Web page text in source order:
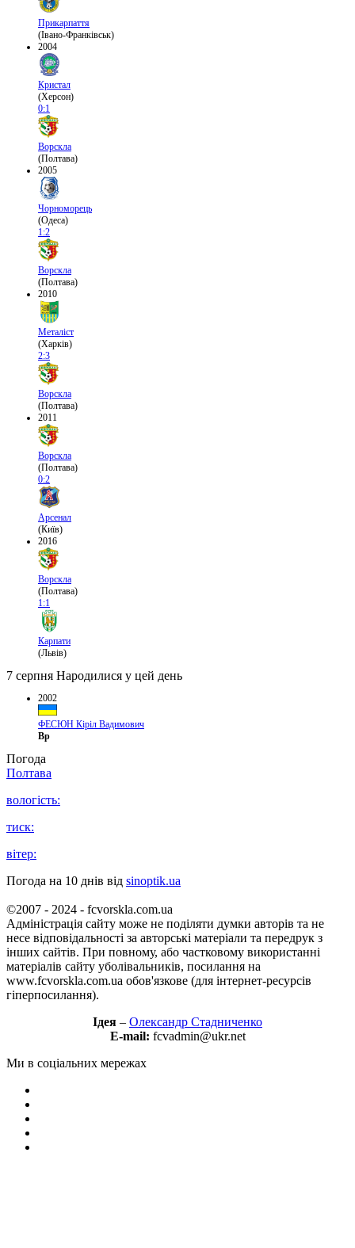
Прикарпаття
(Івано-Франківськ)
2004
Кристал
(Херсон)
0:1
Ворскла
(Полтава)
2005
Чорноморець
(Одеса)
1:2
Ворскла
(Полтава)
2010
Металіст
(Харків)
2:3
Ворскла
(Полтава)
2011
Ворскла
(Полтава)
0:2
Арсенал
(Київ)
2016
Ворскла
(Полтава)
1:1
Карпати
(Львів)
7 серпня Народилися у цей день
2002
ФЕСЮН Кіріл Вадимович
Вр
Погода
Полтава
вологість:
тиск:
вітер:
Погода на 10 днів від sinoptik.ua
©2007 - 2024 - fcvorskla.com.ua
Адміністрація сайту може не поділяти думки авторів та не
несе відповідальності за авторські матеріали та передрук з
інших сайтів. При повному, або частковому використанні
матеріалів сайту уболівальників, посилання на
www.fcvorskla.com.ua обов'язкове (для інтернет-ресурсів
гіперпосилання).
Ідея – Олександр Стадниченко
E-mail: fcvadmin@ukr.net
Ми в соціальних мережах